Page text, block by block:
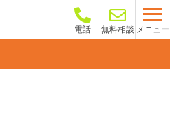
電話 無料相談 メニュー